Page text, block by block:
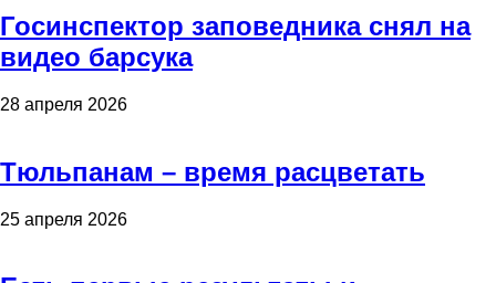
Госинспектор заповедника снял на
видео барсука
28 апреля 2026
Тюльпанам – время расцветать
25 апреля 2026